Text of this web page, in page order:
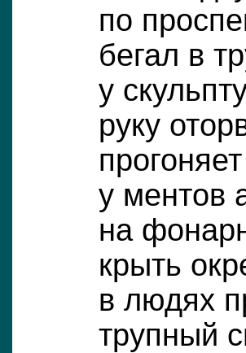
по
бегал в
у
руку
у ментов
на
крыть
в людях
трупный